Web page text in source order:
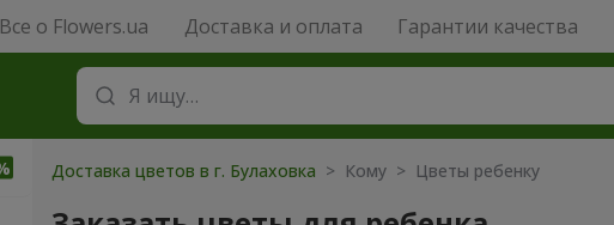
Все о Flowers.ua Доставка и оплата Гарантии качества
Доставка цветов в г. Булаховка > Кому > Цветы ребенку